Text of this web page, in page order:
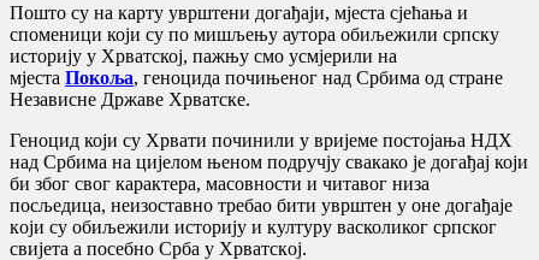
Пошто су на карту уврштени догађаји, мјеста сјећања и
споменици који су по мишљењу аутора обиљежили српску
историју у Хрватској, пажњу смо усмјерили на
мјеста Покоља, геноцида почињеног над Србима од стране
Независне Државе Хрватске.
Геноцид који су Хрвати починили у вријеме постојања НДХ
над Србима на цијелом њеном подручју свакако је догађај који
би због свог карактера, масовности и читавог низа
посљедица, неизоставно требао бити уврштен у оне дoгaђajе
кojи су oбиљeжили историју и културу васколиког српског
свијета а посебно Србa у Хрвaтскoj.